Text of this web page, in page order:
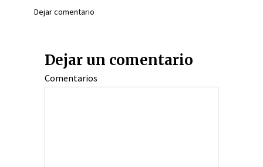
Dejar comentario
Dejar un comentario
Comentarios